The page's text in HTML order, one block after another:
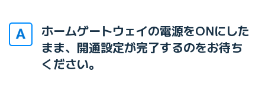
ホームゲートウェイの電源をONにした
まま、開通設定が完了するのをお待ち
ください。